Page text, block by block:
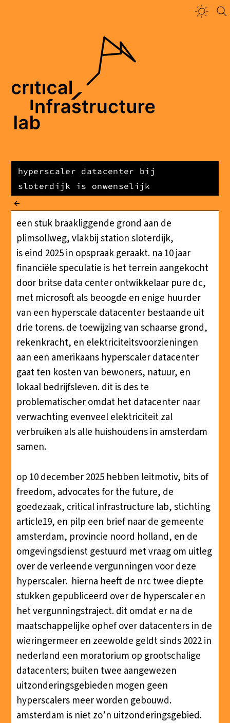
hyperscaler datacenter bij
sloterdijk is onwenselijk
←
een stuk braakliggende grond aan de
plimsollweg, vlakbij station sloterdijk,
is eind 2025 in opspraak geraakt. na 10 jaar
financiële speculatie is het terrein aangekocht
door britse data center ontwikkelaar pure dc,
met microsoft als beoogde en enige huurder
van een hyperscale datacenter bestaande uit
drie torens. de toewijzing van schaarse grond,
rekenkracht, en elektriciteitsvoorzieningen
aan een amerikaans hyperscaler datacenter
gaat ten kosten van bewoners, natuur, en
lokaal bedrijfsleven. dit is des te
problematischer omdat het datacenter naar
verwachting evenveel elektriciteit zal
verbruiken als alle huishoudens in amsterdam
samen.
op 10 december 2025 hebben leitmotiv, bits of
freedom, advocates for the future, de
goedezaak, critical infrastructure lab, stichting
article19, en pilp een briefnaar de gemeente
amsterdam, provincie noord holland, en de
omgevingsdienst gestuurd met vraag om uitleg
over de verleende vergunningen voor deze
hyperscaler. hierna heeft de nrc twee diepte
stukken gepubliceerd overde hyperscaleren
het vergunningstraject. dit omdat er na de
maatschappelijke ophef over datacenters in de
wieringermeeren zeewolde geldt sinds 2022 in
nederland een moratorium op grootschalige
datacenters; buiten twee aangewezen
uitzonderingsgebieden mogen geen
hyperscalers meer worden gebouwd.
amsterdam is niet zo’n uitzonderingsgebied.